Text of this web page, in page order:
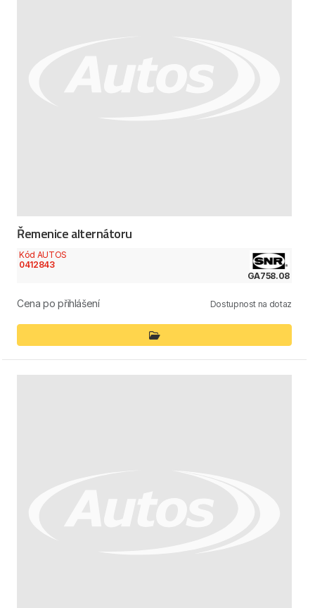
Řemenice alternátoru
Kód AUTOS
0412843
GA758.08
Cena po přihlášení Dostupnost na dotaz